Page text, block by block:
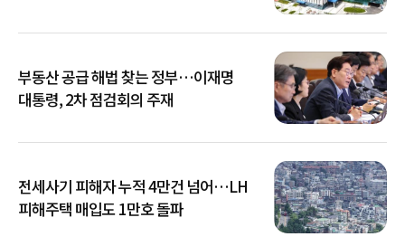
부동산 공급 해법 찾는 정부…이재명
대통령, 2차 점검회의 주재
전세사기 피해자 누적 4만건 넘어…LH
피해주택 매입도 1만호 돌파